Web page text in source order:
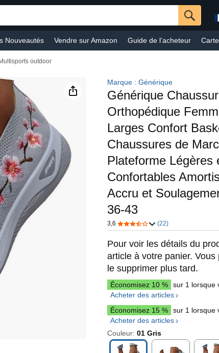
Nouveautés Vendre sur Amazon Guide de l’acheteur
Sports & Activités en plein-air
Kindle Audible Prime Video
Multisports outdoor
Marque : Générique
Générique
Orthopédique
Larges Confort
Chaussures de
Plateforme Légères
Confortables
Accru et
36-43
3,6 (22)
Pour voir les détails du
article à votre panier. Vous
le supprimer plus tard.
Économisez 10 %
sur 1 lorsque
Acheter des articles
Économisez 15 %
sur 1 lorsque
Acheter des articles
Couleur: 01 Gris